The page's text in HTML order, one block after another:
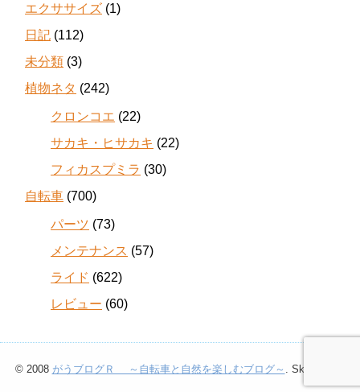
エクササイズ (1)
日記 (112)
未分類 (3)
植物ネタ (242)
クロンコエ (22)
サカキ・ヒサカキ (22)
フィカスプミラ (30)
自転車 (700)
パーツ (73)
メンテナンス (57)
ライド (622)
レビュー (60)
© 2008 がうブログＲ ～自転車と自然を楽しむブログ～ . Skin